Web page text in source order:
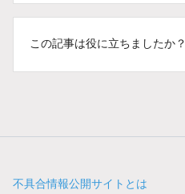
この記事は役に立ちましたか？
不具合情報公開サイトとは